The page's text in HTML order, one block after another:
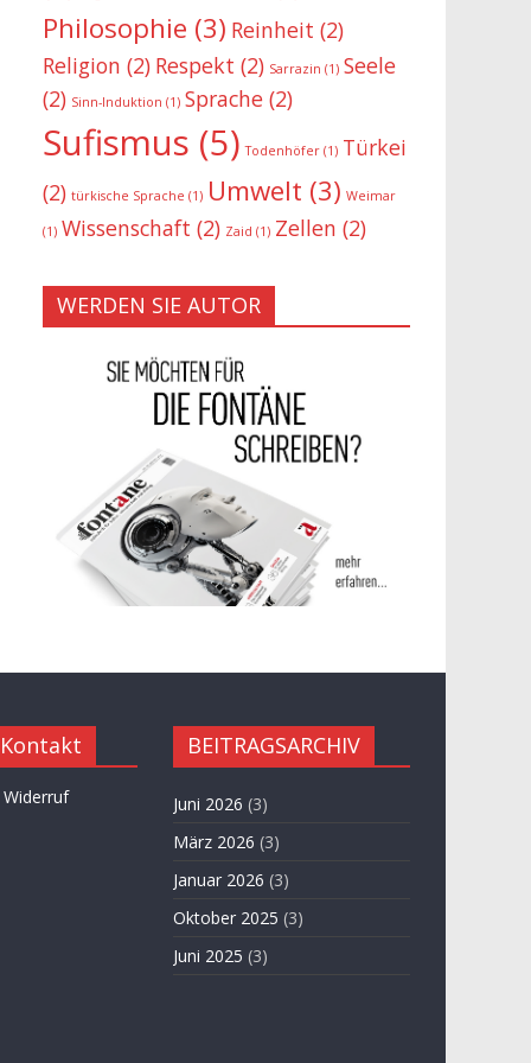
Philosophie (3) Reinheit (2)
Religion (2) Respekt (2) Sarrazin (1) Seele
(2) Sinn-Induktion (1) Sprache (2)
Sufismus (5) Todenhöfer (1) Türkei
(2) türkische Sprache (1) Umwelt (3) Weimar
(1) Wissenschaft (2) Zaid (1) Zellen (2)
WERDEN SIE AUTOR
BEITRAGSARCHIV
Juni 2026 (3)
März 2026 (3)
Januar 2026 (3)
Oktober 2025 (3)
Juni 2025 (3)